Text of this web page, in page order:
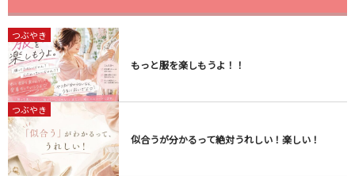
つぶやき
もっと服を楽しもうよ！！
つぶやき
似合うが分かるって絶対うれしい！楽しい！